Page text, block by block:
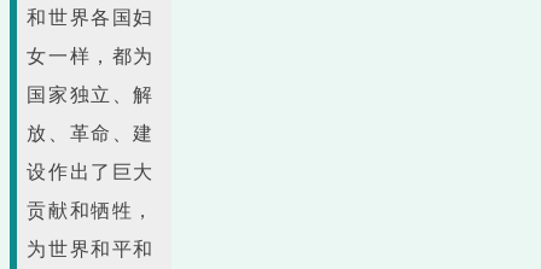
和世界各国妇
女一样，都为
国家独立、解
放、革命、建
设作出了巨大
贡献和牺牲，
为世界和平和